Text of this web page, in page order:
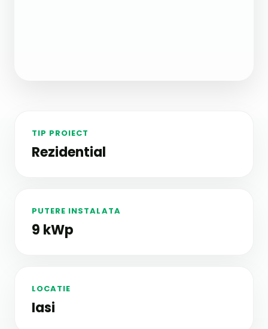
TIP PROIECT
Rezidential
PUTERE INSTALATA
9 kWp
LOCATIE
Iasi